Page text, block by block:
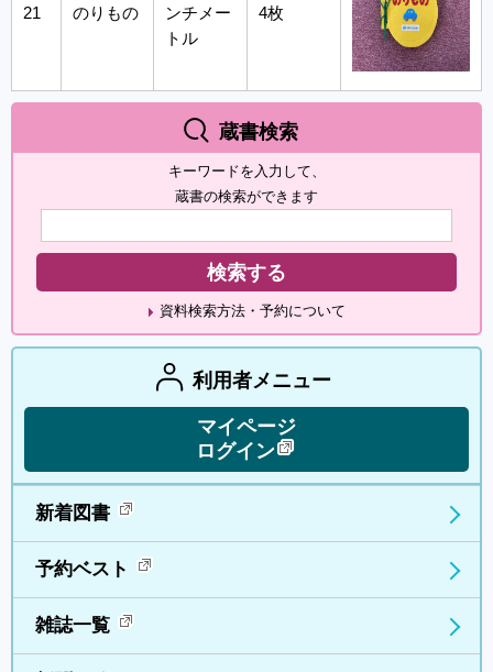
蔵書検索
キーワードを入力して、
蔵書の検索ができます
資料検索方法・予約について
利用者メニュー
マイページ
ログイン
新着図書
予約ベスト
雑誌一覧
21 のりもの
ンチメー
トル
4枚